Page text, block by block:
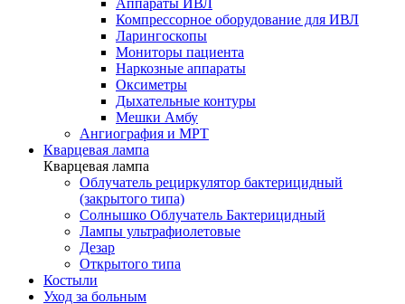
Аппараты ИВЛ
Компрессорное оборудование для ИВЛ
Ларингоскопы
Мониторы пациента
Наркозные аппараты
Оксиметры
Дыхательные контуры
Мешки Амбу
Ангиография и МРТ
Кварцевая лампа
Кварцевая лампа
Облучатель рециркулятор бактерицидный
(закрытого типа)
Солнышко Облучатель Бактерицидный
Лампы ультрафиолетовые
Дезар
Открытого типа
Костыли
Уход за больным